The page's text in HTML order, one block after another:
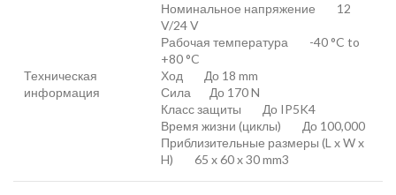
Техническая
информация
Номинальное напряжение 12
V/24 V
Рабочая температура -40 °C to
+80 °C
Ход До 18 mm
Сила До 170 N
Класс защиты До IP5K4
Время жизни (циклы) До 100,000
Приблизительные размеры (L x W x
H) 65 x 60 x 30 mm3